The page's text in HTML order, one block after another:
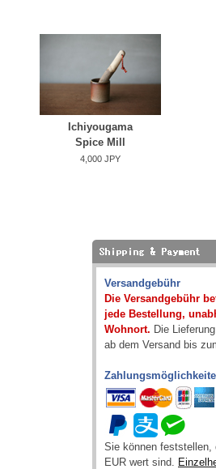
Ichiyougama
Spice Mill
4,000 JPY
Versandgebühr
Die Versandgebühr
jede Bestellung,
Wohnort. Die
ab dem Versand bis
Sie können
EUR wert sind.